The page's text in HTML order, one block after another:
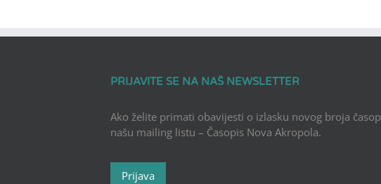
PRIJAVITE SE NA NAŠ NEWSLETTER
Ako želite primati obavijesti o izlasku novog broja
našu mailing listu – Časopis Nova Akropola.
Prijava